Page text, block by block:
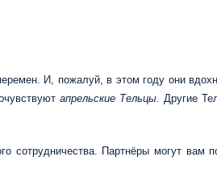
И, пожалуй, в этом году они
апрельские Тельцы. Другие
сотрудничества. Партнёры могут вам